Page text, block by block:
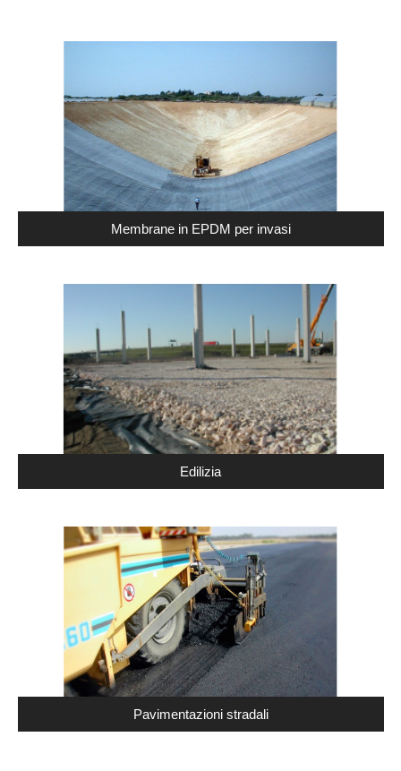
Membrane in EPDM per invasi
Edilizia
Pavimentazioni stradali